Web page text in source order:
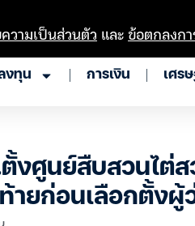
งทุน การเงิน เศร
งศูนย์สืบสวนไต่ส
ายก่อนเลือกตั้งผู้
วามเป็นส่วนตัว และข้อตกลงก